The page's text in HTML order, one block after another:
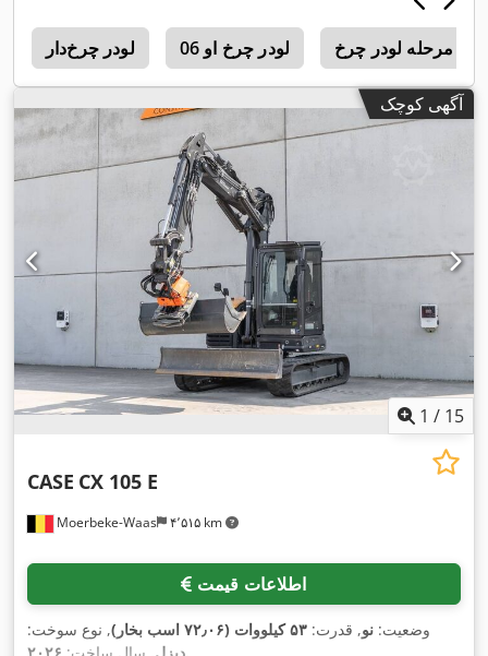
لودر چرخ‌دار لودر چرخ او 06
آگهی کوچک
1 / 15
Moerbeke-Waas ۴٬۵۱۵ km
CASE CX 105 E
اطلاعات قیمت
وضعیت: نو, قدرت: ۵۳ کیلووات (۷۲٫۰۶ اسب بخار)
, نوع سوخت: